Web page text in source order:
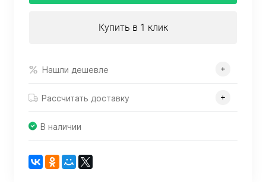
Купить в 1 клик
Нашли дешевле
Рассчитать доставку
В наличии